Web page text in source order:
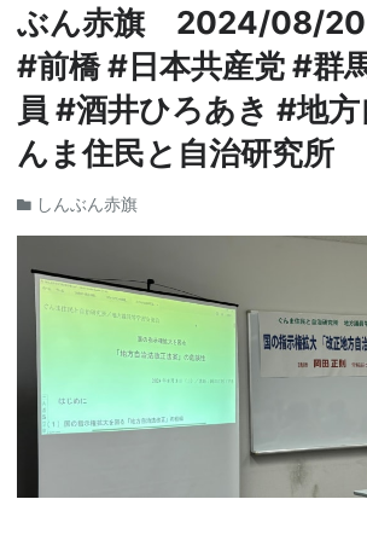
ぶん赤旗 2024/08/
#前橋 #日本共産党 #群
員 #酒井ひろあき #地
んま住民と自治研究所
しんぶん赤旗